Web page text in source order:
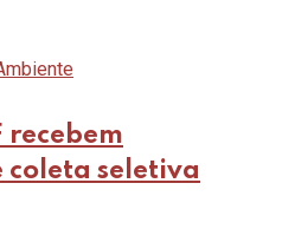
recebem
coleta seletiva